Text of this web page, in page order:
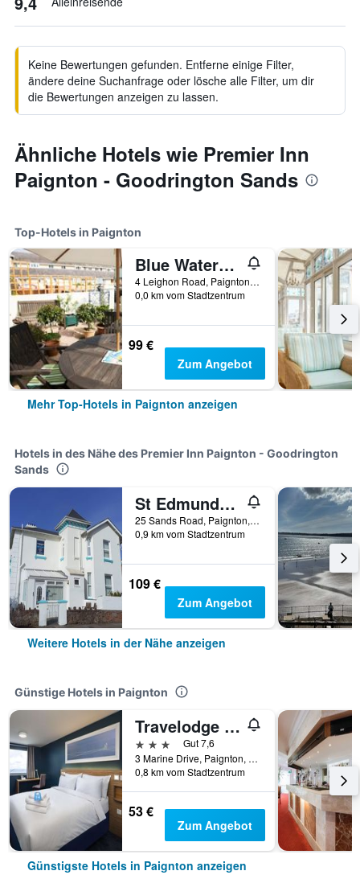
Keine Bewertungen gefunden. Entferne einige Filter,
ändere deine Suchanfrage oder lösche alle Filter, um dir
die Bewertungen anzeigen zu lassen.
Ähnliche Hotels wie Premier Inn
Paignton - Goodrington Sands
Top-Hotels in Paignton
Blue Waters Lodge
4 Leighon Road, Paignton, Großbritannien
0,0 km vom Stadtzentrum
99 €
Zum Angebot
Mehr Top-Hotels in Paignton anzeigen
Hotels in des Nähe des Premier Inn Paignton - Goodrington
Sands
St Edmunds Guest House
25 Sands Road, Paignton, Großbritannien
0,9 km vom Stadtzentrum
109 €
Zum Angebot
Weitere Hotels in der Nähe anzeigen
Günstige Hotels in Paignton
Travelodge Paignton Seafront
3 Sterne
Gut 7,6
3 Marine Drive, Paignton, Großbritannien
0,8 km vom Stadtzentrum
53 €
Zum Angebot
Günstigste Hotels in Paignton anzeigen